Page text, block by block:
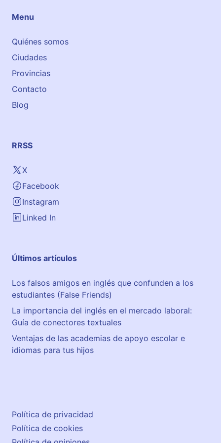
Menu
Quiénes somos
Ciudades
Provincias
Contacto
Blog
RRSS
X
Facebook
Instagram
Linked In
Últimos artículos
Los falsos amigos en inglés que confunden a los
estudiantes (False Friends)
La importancia del inglés en el mercado laboral:
Guía de conectores textuales
Ventajas de las academias de apoyo escolar e
idiomas para tus hijos
Política de privacidad
Política de cookies